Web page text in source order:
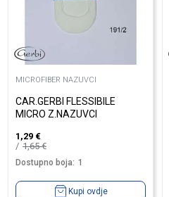
MICROFIBER NAZUVCI
CAR.GERBI FLESSIBILE
MICRO Z.NAZUVCI
1,29 €
1,65€
Dostupno boja: 1
Kupi ovdje